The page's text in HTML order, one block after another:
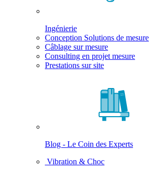
Ingénierie
Conception Solutions de mesure
Câblage sur mesure
Consulting en projet mesure
Prestations sur site
Blog - Le Coin des Experts
Vibration & Choc